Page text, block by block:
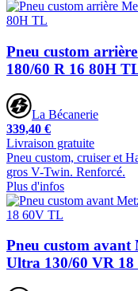
Pneu custom
180/60 R 16 80H
La Bécanerie
339,40 €
Livraison gratuite
Pneu custom, cruiser et
gros V-Twin. Renforcé.
Plus d'infos
Pneu custom
Ultra 130/60 VR